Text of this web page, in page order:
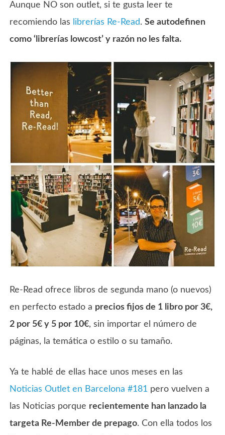
Aunque NO son outlet, si te gusta leer te
recomiendo las
librerías Re-Read.Se autodefinen
como ‘librerías lowcost’ y razón no les falta.
Re-Read ofrece libros de segunda mano (o nuevos)
en perfecto estado a precios fijos de 1 libro por 3€,
2 por 5€ y 5 por 10€, sin importar el número de
páginas, la temática o estilo o su tamaño.
Ya te hablé de ellas hace unos meses en las
Noticias Outlet en Barcelona #181 pero vuelven a
las Noticias porque recientemente han lanzado la
targeta Re-Member de prepago. Con ella todos los